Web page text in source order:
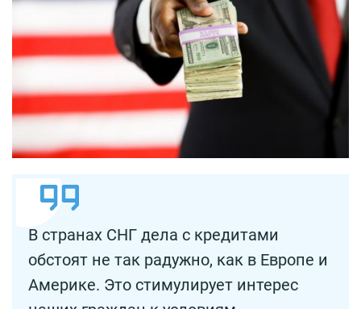
В странах СНГ дела с кредитами
обстоят не так радужно, как в Европе и
Америке. Это стимулирует интерес